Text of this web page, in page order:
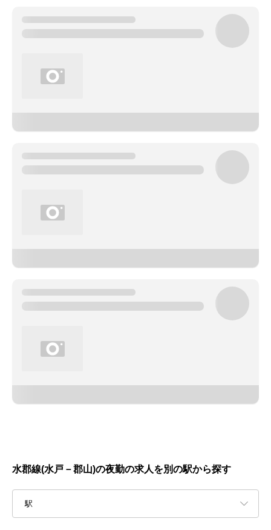
水郡線(水戸－郡山)の夜勤の求人を別の駅から探す
駅